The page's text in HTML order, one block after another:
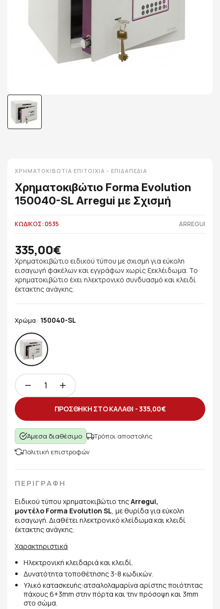
ΧΡΗΜΑΤΟΚΙΒΏΤΙΑ ΕΠΙΤΟΊΧΙΑ - ΕΠΙΔΑΠΈΔΙΑ
Χρηματοκιβώτιο Forma Evolution
150040-SL Arregui με Σχισμή
ΚΩΔΙΚΟΣ: 0535 ARREGUI
335,00€
Χρηματοκιβώτιο ειδικού τύπου με σχισμή για εύκολη
εισαγωγή φακέλων και εγγράφων χωρίς ξεκλέιδωμα. Το
χρηματοκιβώτιο έχει ηλεκτρονικό συνδυασμό και κλειδί
έκτακτης ανάγκης.
Χρώμα: 150040-SL
ΠΡΟΣΘΗΚΗ ΣΤΟ ΚΑΛΑΘΙ -335,00€
Άμεσα διαθέσιμο
Τρόποι αποστολής
Πολιτική επιστροφών
ΠΕΡΙΓΡΑΦΗ
Ειδικού τύπου χρηματοκιβώτιο τηςArregui,
μοντέλο Forma Evolution SL, με θυρίδα για εύκολη
εισαγωγή. Διαθέτει ηλεκτρονικό κλείδωμα και κλειδί
έκτακτης ανάγκης.
Χαρακτηριστικά
Ηλεκτρονική κλειδαριά και κλειδί.
Δυνατότητα τοποθέτησης 3-8 κωδικών.
Υλικό κατασκευής:ατσαλολαμαρίνα αρίστης ποιότητας
πάχους 6+3mm στην πόρτα και την πρόσοψη και 3mm
στο σώμα.